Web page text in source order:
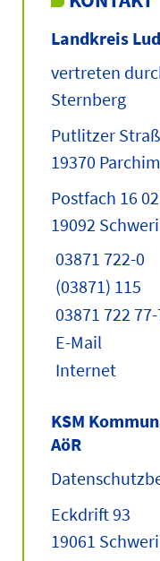
Landkreis
vertreten
Sternberg
Putlitzer
19370 Parchim
Postfach 16
19092
03871 722-0
(03871) 115
03871 722
E-Mail
Internet
KSM
AöR
Eckdrift 93
19061